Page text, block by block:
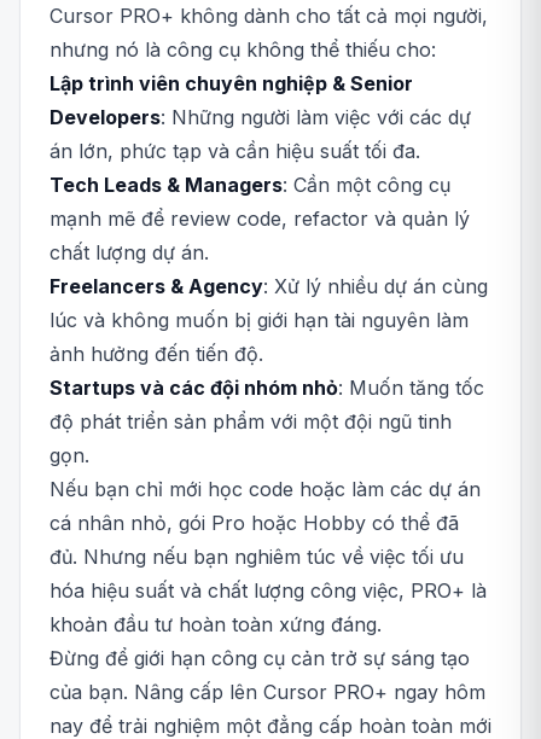
Cursor PRO+ không dành cho tất cả mọi người,
nhưng nó là công cụ không thể thiếu cho:
Lập trình viên chuyên nghiệp & Senior
Developers: Những người làm việc với các dự
án lớn, phức tạp và cần hiệu suất tối đa.
Tech Leads & Managers: Cần một công cụ
mạnh mẽ để review code, refactor và quản lý
chất lượng dự án.
Freelancers & Agency: Xử lý nhiều dự án cùng
lúc và không muốn bị giới hạn tài nguyên làm
ảnh hưởng đến tiến độ.
Startups và các đội nhóm nhỏ: Muốn tăng tốc
độ phát triển sản phẩm với một đội ngũ tinh
gọn.
Nếu bạn chỉ mới học code hoặc làm các dự án
cá nhân nhỏ, gói Pro hoặc Hobby có thể đã
đủ. Nhưng nếu bạn nghiêm túc về việc tối ưu
hóa hiệu suất và chất lượng công việc, PRO+ là
khoản đầu tư hoàn toàn xứng đáng.
Đừng để giới hạn công cụ cản trở sự sáng tạo
của bạn. Nâng cấp lên Cursor PRO+ ngay hôm
nay để trải nghiệm một đẳng cấp hoàn toàn mới